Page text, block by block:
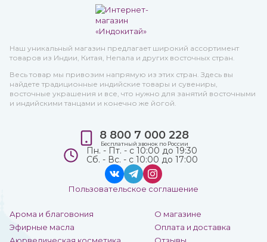
Наш уникальный магазин предлагает широкий ассортимент
товаров из Индии, Китая, Непала и других восточных стран.
Весь товар мы привозим напрямую из этих стран. Здесь вы
найдете традиционные индийские товары и сувениры,
восточные украшения и все, что нужно для занятий восточными
и индийскими танцами и конечно же йогой.
Арома и благовония
Эфирные масла
О магазине
Оплата и доставка
8 800 7 000 228
Бесплатный звонок по России
Пн. - Пт. - с 10:00 до 19:30
Сб. - Вс. - с 10:00 до 17:00
Пользовательское соглашение